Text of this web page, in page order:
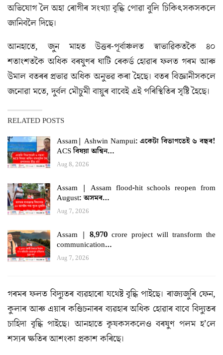
অভিযোগ লৈ অহা ৰোগীৰ সংখ্যা বৃদ্ধি পোৱা বুলি চিকিৎসকসকলে
জানিবলৈ দিছে।
আনহাতে, জুন মাহত উত্তৰ-পূৰ্বাঞ্চলত স্বাভাৱিকতকৈ ৪০
শতাংশতকৈ অধিক বৰষুণৰ ঘাটি ৰেকৰ্ড হোৱাৰ ফলত গৰম আৰু
উমাল বতৰৰ প্ৰভাৱ অধিক অনুভৱ কৰা হৈছে। বতৰ বিজ্ঞানীসকলে
জনোৱা মতে, দুৰ্বল মৌচুমী বায়ুৰ বাবেই এই পৰিস্থিতিৰ সৃষ্টি হৈছে।
RELATED POSTS
Assam| Ashwin Nampui: একেটা বিভাগতেই ৬ বছৰ!
ACS বিষয়া অশ্বিন…
Aug 8, 2026
Assam | Assam flood-hit schools reopen from
August: অসমৰ…
Aug 7, 2026
Assam | 8,970 crore project will transform the
communication…
Aug 7, 2026
গৰমৰ ফলত বিদ্যুতৰ ব্যৱহাৰো যথেষ্ট বৃদ্ধি পাইছে। ৰাজ্যজুৰি ফেন,
কুলাৰ আৰু এয়াৰ কণ্ডিচনাৰৰ ব্যৱহাৰ অধিক হোৱাৰ বাবে বিদ্যুতৰ
চাহিদা বৃদ্ধি পাইছে। আনহাতে কৃষকসকলেও বৰষুণ পলম হ’লে
শস্যৰ ক্ষতিৰ আশংকা প্ৰকাশ কৰিছে।